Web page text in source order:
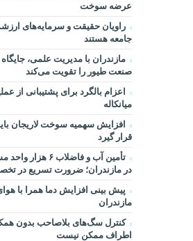
عرضه سوخت
راویان حقیقت و سرمایه‌های
جامعه هستند
مازندران با مدیریت علمی،
صنعت طیور را تقویت می‌کند
اعزام بالگرد برای پشتیبانی از
میانکاله
افزایش سهمیه سوخت لاریجان
قرار گیرد
تأمین آب و فاضلاب
در مازندران؛ ضرورت تسریع در
پیش بینی افزایش دما همرا با
مازندران
کنترل سگ‌های بلاصاحب بدون
اطراف ممکن نیست